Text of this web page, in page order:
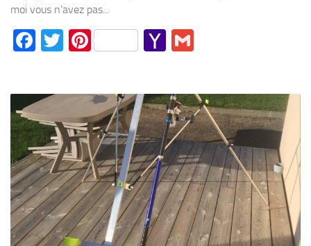
moi vous n’avez pas...
Facebook
TwitterPinterestYahoo